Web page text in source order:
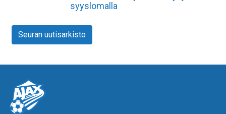
syyslomalla
Seuran uutisarkisto